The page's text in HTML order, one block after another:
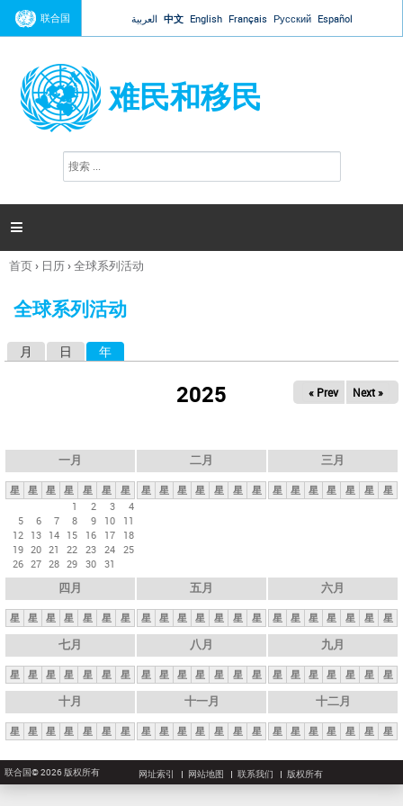
Jump to navigation
联合国 العربية 中文 English Français Русский Español
难民和移民
搜
索

你
这
首页› 日历›全球系列活动
全球系列活动
月 日 年
2025 « Prev Next »
一月
星 星 星 星 星 星
星
1
2 3
4
5
6 7 8 9 10
11
12 13 14 15 16 17
18
19 20 21 22 23 24 25
26 27 28 29 30 31
二月
星 星 星 星 星 星 星
三月
星 星 星 星 星 星 星
四月
星 星 星 星 星 星 星
五月
星 星 星 星 星 星 星
六月
星 星 星 星 星 星 星
七月
星 星 星 星 星 星 星
八月
星 星 星 星 星 星 星
九月
星 星 星 星 星 星 星
十月
星 星 星 星 星 星 星
十一月
星 星 星 星 星 星 星
十二月
星 星 星 星 星 星 星
联合国© 2026 版权所有 网址索引 网站地图 联系我们 版权所有